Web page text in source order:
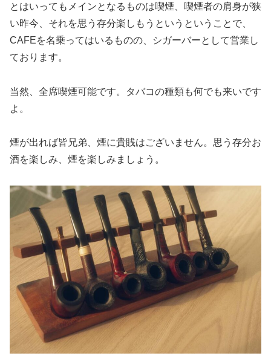
とはいってもメインとなるものは喫煙、喫煙者の肩身が狭
い昨今、それを思う存分楽しもうというということで、
CAFEを名乗ってはいるものの、シガーバーとして営業し
ております。
当然、全席喫煙可能です。タバコの種類も何でも来いです
よ。
煙が出れば皆兄弟、煙に貴賎はございません。思う存分お
酒を楽しみ、煙を楽しみましょう。